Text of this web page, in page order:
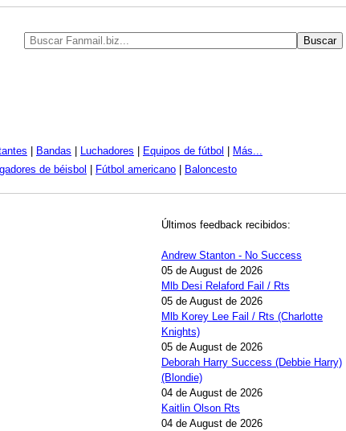
Bandas Luchadores Equipos de fútbol
Más...
de béisbol Fútbol americano Baloncesto
Últimos feedback recibidos:
Andrew Stanton - No Success
05 de August de 2026
Mlb Desi Relaford Fail / Rts
05 de August de 2026
Mlb Korey Lee Fail / Rts (Charlotte
Knights)
05 de August de 2026
Deborah Harry Success (Debbie Harry)
(Blondie)
04 de August de 2026
Kaitlin Olson Rts
04 de August de 2026